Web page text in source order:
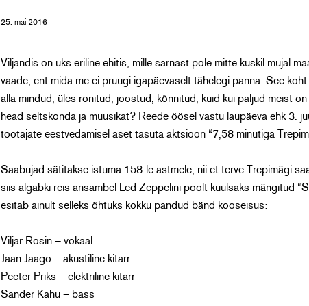
25. mai 2016
Viljandis on üks eriline ehitis, mille sarnast pole mitte kuskil mujal
vaade, ent mida me ei pruugi igapäevaselt tähelegi panna. See
alla mindud, üles ronitud, joostud, kõnnitud, kuid kui paljud meist
head seltskonda ja muusikat? Reede öösel vastu laupäeva ehk 3.
töötajate eestvedamisel aset tasuta aktsioon “7,58 minutiga
Saabujad sätitakse istuma 158-le astmele, nii et terve Trepimägi
siis algabki reis ansambel Led Zeppelini poolt kuulsaks mängitud
esitab ainult selleks õhtuks kokku pandud bänd kooseisus:
Viljar Rosin – vokaal
Jaan Jaago – akustiline kitarr
Peeter Priks – elektriline kitarr
Sander Kahu – bass